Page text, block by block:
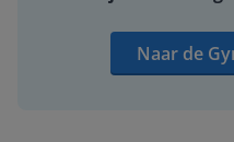
Naar de